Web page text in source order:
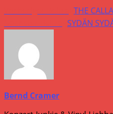
Weitere
Artikel
ansehen
THE
SYDÄN
Bernd Cramer